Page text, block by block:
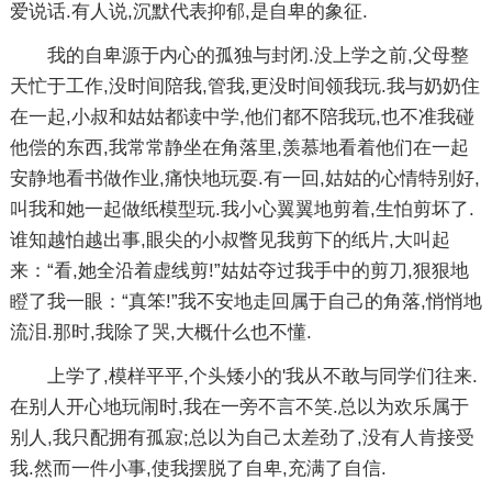
爱说话.有人说,沉默代表抑郁,是自卑的象征.
我的自卑源于内心的孤独与封闭.没上学之前,父母整
天忙于工作,没时间陪我,管我,更没时间领我玩.我与奶奶住
在一起,小叔和姑姑都读中学,他们都不陪我玩,也不准我碰
他偿的东西,我常常静坐在角落里,羡慕地看着他们在一起
安静地看书做作业,痛快地玩耍.有一回,姑姑的心情特别好,
叫我和她一起做纸模型玩.我小心翼翼地剪着,生怕剪坏了.
谁知越怕越出事,眼尖的小叔瞥见我剪下的纸片,大叫起
来：“看,她全沿着虚线剪!”姑姑夺过我手中的剪刀,狠狠地
瞪了我一眼：“真笨!”我不安地走回属于自己的角落,悄悄地
流泪.那时,我除了哭,大概什么也不懂.
上学了,模样平平,个头矮小的'我从不敢与同学们往来.
在别人开心地玩闹时,我在一旁不言不笑.总以为欢乐属于
别人,我只配拥有孤寂;总以为自己太差劲了,没有人肯接受
我.然而一件小事,使我摆脱了自卑,充满了自信.